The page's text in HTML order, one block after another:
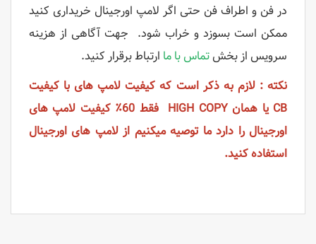
در فن و اطراف فن حتی اگر لامپ اورجینال خریداری کنید
ممکن است بسوزد و خراب شود. جهت آگاهی از هزینه
سرویس از بخشتماس با ما ارتباط برقرار کنید.
نکته : لازم به ذکر است که کیفیت لامپ های با کیفیت
CB یا همان HIGH COPY فقط 60٪ کیفیت لامپ های
اورجینال را دارد ما توصیه میکنیم از لامپ های اورجینال
استفاده کنید.